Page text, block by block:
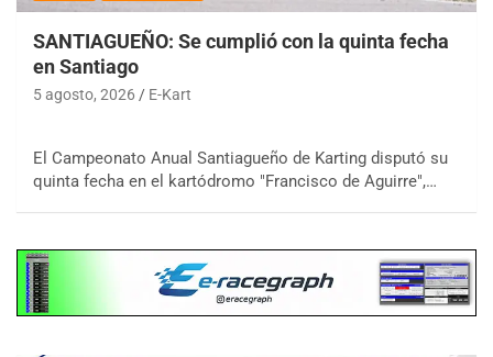
SANTIAGUEÑO: Se cumplió con la quinta fecha
en Santiago
5 agosto, 2026 E-Kart
El Campeonato Anual Santiagueño de Karting disputó su
quinta fecha en el kartódromo "Francisco de Aguirre",…